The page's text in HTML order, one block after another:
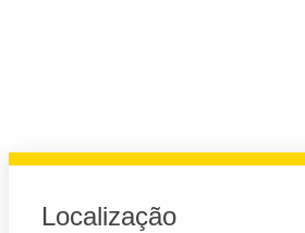
Localização